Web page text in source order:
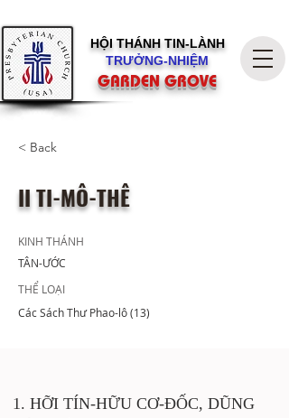
HỘI THÁNH TIN-LÀNH
TRƯỞNG-NHIỆM
GARDEN GROVE
< Back
II TI-MÔ-THÊ
KINH THÁNH
TÂN-ƯỚC
THỂ LOẠI
Các Sách Thư Phao-lô (13)
1. HỠI TÍN-HỮU CƠ-ĐỐC, DŨNG